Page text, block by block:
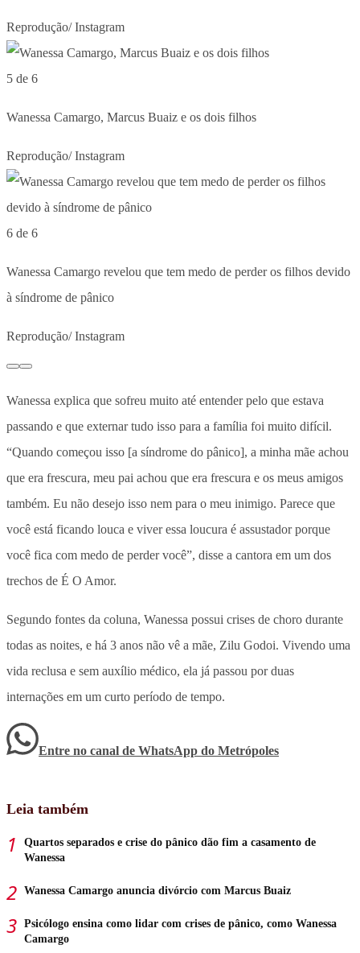
Reprodução/ Instagram
5 de 6
Wanessa Camargo, Marcus Buaiz e os dois filhos
Reprodução/ Instagram
6 de 6
Wanessa Camargo revelou que tem medo de perder os filhos devido
à síndrome de pânico
Reprodução/ Instagram
Wanessa explica que sofreu muito até entender pelo que estava
passando e que externar tudo isso para a família foi muito difícil.
“Quando começou isso [a síndrome do pânico], a minha mãe achou
que era frescura, meu pai achou que era frescura e os meus amigos
também. Eu não desejo isso nem para o meu inimigo. Parece que
você está ficando louca e viver essa loucura é assustador porque
você fica com medo de perder você”, disse a cantora em um dos
trechos de É O Amor.
Segundo fontes da coluna, Wanessa possui crises de choro durante
todas as noites, e há 3 anos não vê a mãe, Zilu Godoi. Vivendo uma
vida reclusa e sem auxílio médico, ela já passou por duas
internações em um curto período de tempo.
Entre no canal de WhatsApp do Metrópoles
Leia também
Quartos separados e crise do pânico dão fim a casamento de
Wanessa
Wanessa Camargo anuncia divórcio com Marcus Buaiz
Psicólogo ensina como lidar com crises de pânico, como Wanessa
Camargo